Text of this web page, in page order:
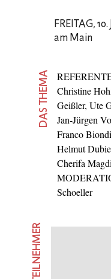
FREITAG,10.
am Main
DAS THEMA
Christine
Geißler, Ute
Jan-Jürgen
Franco
Helmut
Cherifa
Schoeller
TEILNEHMER